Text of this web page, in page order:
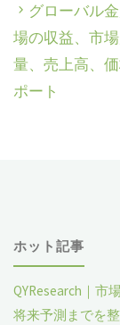
グローバル
場の収益、市
量、売上高、
ポート
ホット記事
QYResearch｜市
将来予測までを